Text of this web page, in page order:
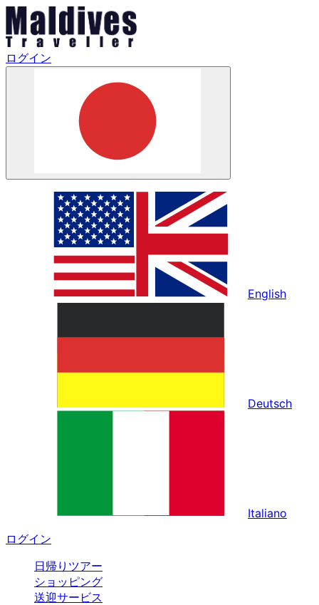
ログイン
English
Deutsch
Italiano
ログイン
日帰りツアー
ショッピング
送迎サービス